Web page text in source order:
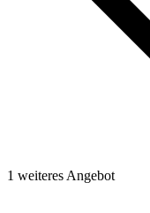
1 weiteres Angebot